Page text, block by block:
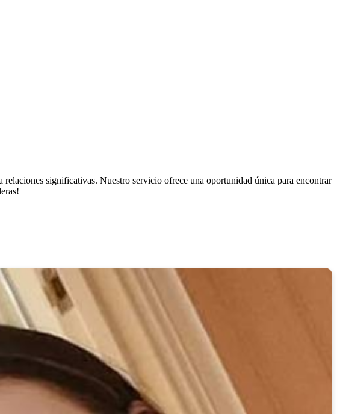
significativas. Nuestro servicio ofrece una oportunidad única para encontrar